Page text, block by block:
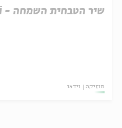
שיר הטבחית השמחה - Kayvoni
מוזיקה וידאו